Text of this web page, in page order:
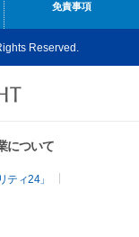
免責事項
Reserved.
について
ィ24」